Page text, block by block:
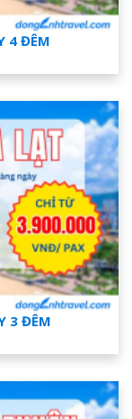
4 ĐÊM
3 ĐÊM